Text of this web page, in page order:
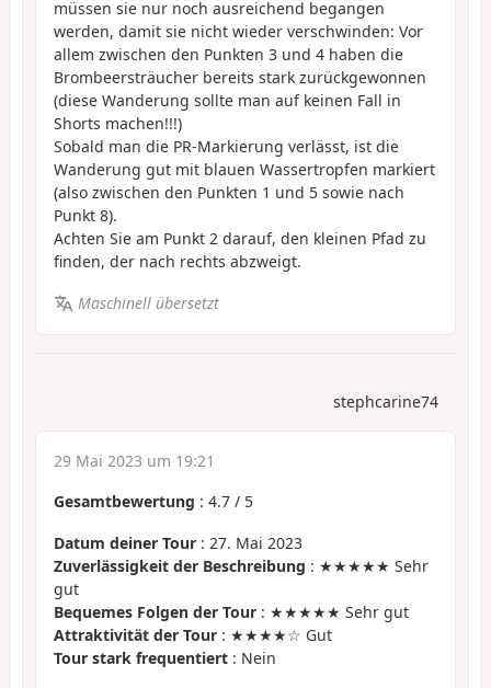
müssen sie nur noch ausreichend begangen
werden, damit sie nicht wieder verschwinden: Vor
allem zwischen den Punkten 3 und 4 haben die
Brombeersträucher bereits stark zurückgewonnen
(diese Wanderung sollte man auf keinen Fall in
Shorts machen!!!)
Sobald man die PR-Markierung verlässt, ist die
Wanderung gut mit blauen Wassertropfen markiert
(also zwischen den Punkten 1 und 5 sowie nach
Punkt 8).
Achten Sie am Punkt 2 darauf, den kleinen Pfad zu
finden, der nach rechts abzweigt.
Maschinell übersetzt
stephcarine74
29 Mai 2023 um 19:21
Gesamtbewertung : 4.7 / 5
Datum deiner Tour : 27. Mai 2023
Zuverlässigkeit der Beschreibung : ★★★★★ Sehr
gut
Bequemes Folgen der Tour : ★★★★★ Sehr gut
Attraktivität der Tour : ★★★★☆ Gut
Tour stark frequentiert : Nein